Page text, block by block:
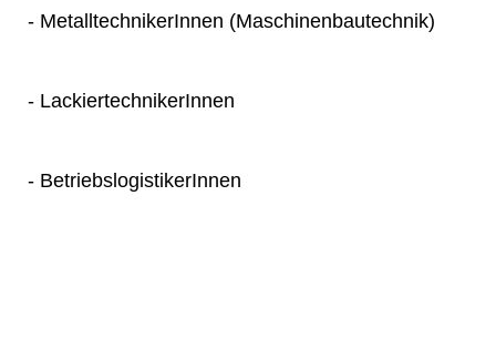
- MetalltechnikerInnen (Maschinenbautechnik)
- LackiertechnikerInnen
- BetriebslogistikerInnen